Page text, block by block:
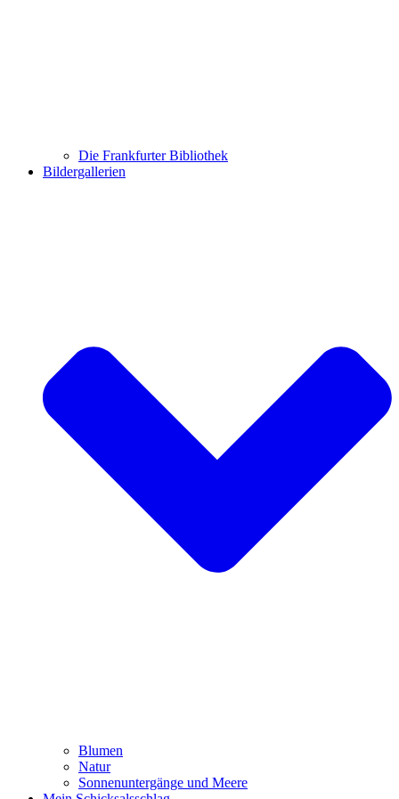
Die Frankfurter Bibliothek
Bildergallerien
Blumen
Natur
Sonnenuntergänge und Meere